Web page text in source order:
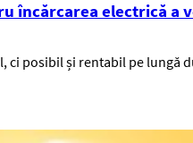
încărcarea electrică a
ci posibil și rentabil pe lungă